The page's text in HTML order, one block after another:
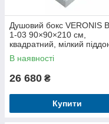
Душовий бокс VERONIS
1-03 90×90×210 см,
квадратний, мілкий
хромований профіль,
В наявності
26 680 ₴
Купити